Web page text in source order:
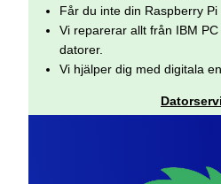
Får du inte din Raspberry
Vi reparerar allt från IBM
datorer.
Vi hjälper dig med digitala